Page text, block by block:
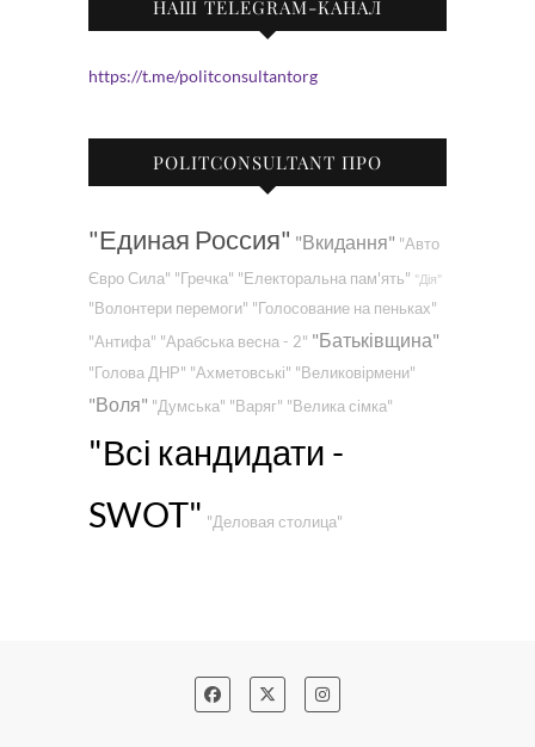
НАШ TELEGRAM-КАНАЛ
https://t.me/politconsultantorg
POLITCONSULTANT ПРО
"Единая Россия" "Вкидання" "Авто
Євро Сила" "Гречка" "Електоральна пам'ять" "Дія"
"Волонтери перемоги" "Голосование на пеньках"
"Антифа" "Арабська весна - 2" "Батьківщина"
"Голова ДНР" "Ахметовські" "Великовірмени"
"Воля" "Думська" "Варяг" "Велика сімка"
"Всі кандидати -
SWOT" "Деловая столица"